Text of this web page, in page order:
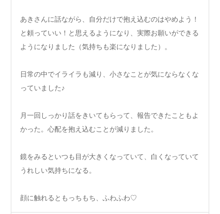
あきさんに話ながら、自分だけで抱え込むのはやめよう！
と頼っていい！と思えるようになり、実際お願いができる
ようになりました（気持ちも楽になりました）。
日常の中でイライラも減り、小さなことが気にならなくな
っていました♪
月一回しっかり話をきいてもらって、報告できたこともよ
かった。心配を抱え込むことが減りました。
鏡をみるといつも目が大きくなっていて、白くなっていて
うれしい気持ちになる。
顔に触れるともっちもち、ふわふわ♡